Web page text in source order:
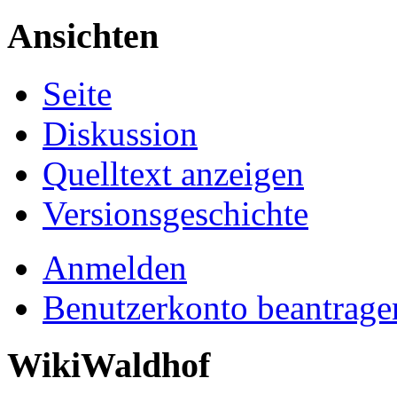
Ansichten
Seite
Diskussion
Quelltext anzeigen
Versionsgeschichte
Anmelden
Benutzerkonto
WikiWaldhof